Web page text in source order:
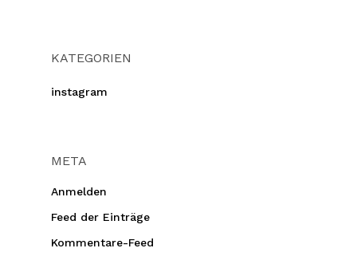
KATEGORIEN
instagram
META
Anmelden
Feed der Einträge
Kommentare-Feed